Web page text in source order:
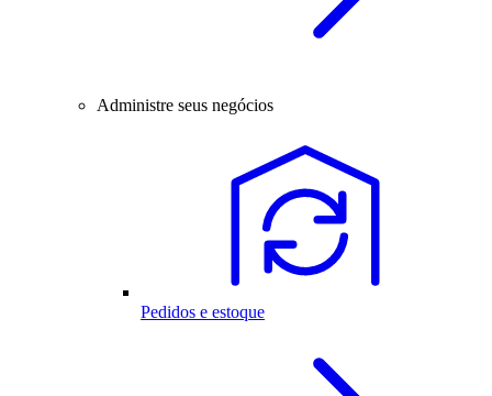
Administre seus negócios
Pedidos e estoque